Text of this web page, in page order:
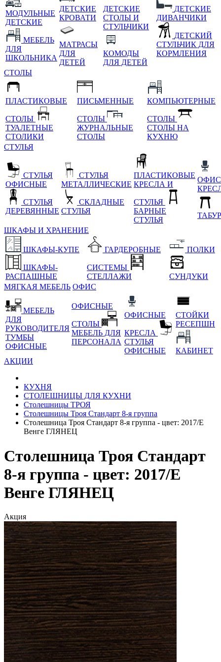
МОДУЛЬНЫЕ
ДЕТСКИЕ
МЕБЕЛЬ
ДЛЯ
ШКОЛЬНИКА
ДЕТСКИЕ
КРОВАТИ
МАТРАСЫ
ДЛЯ
ДЕТЕЙ
ДЕТСКИЕ
СТОЛЫ И
СТУЛЬЧИКИ
КОМОДЫ
ДЛЯ ДЕТЕЙ
ДЕТСКИЕ
ДИВАНЧИКИ
ДЕТСКИЙ
СТУЛЬЧИК ДЛЯ
КОРМЛЕНИЯ
СТОЛЫ
ПЛАСТИКОВЫЕ
СТОЛЫ
ТУАЛЕТНЫЕ
СТОЛИКИ
ПИСЬМЕННЫЕ
СТОЛЫ
ЖУРНАЛЬНЫЕ
СТОЛЫ
КОМПЬЮТЕРНЫЕ
СТОЛЫ
СТОЛЫ НА
КУХНЮ
СТУЛЬЯ
СТУЛЬЯ
ОФИСНЫЕ
СТУЛЬЯ
ДЕРЕВЯННЫЕ
СТУЛЬЯ
МЕТАЛЛИЧЕСКИЕ
СКЛАДНЫЕ
СТУЛЬЯ
ПЛАСТИКОВЫЕ
КРЕСЛА И
СТУЛЬЯ
БАРНЫЕ
СТУЛЬЯ
ШКАФЫ И ХРАНЕНИЕ
ШКАФЫ-КУПЕ
ШКАФЫ-
РАСПАШНЫЕ
ГАРДЕРОБНЫЕ
СИСТЕМЫ
СТЕЛЛАЖИ
ПОЛКИ
СУНДУКИ
МЯГКАЯ МЕБЕЛЬ ОФИС
МЕБЕЛЬ
ДЛЯ
РУКОВОДИТЕЛЯ
ТУМБЫ
ОФИСНЫЕ
ОФИСНЫЕ
СТОЛЫ
МЕБЕЛЬ ДЛЯ
ПЕРСОНАЛА
ОФИСНЫЕ
КРЕСЛА
СТУЛЬЯ
ОФИСНЫЕ
СТОЙКИ
РЕСЕПШН
КАБИНЕТ
АКЦИИ
КУХНЯ
СТОЛЕШНИЦЫ ДЛЯ КУХНИ
Столешницы ТРОЯ
Столешницы Троя Стандарт 8-я группа
Столешница Троя Стандарт 8-я группа - цвет: 2017/E
Венге ГЛЯНЕЦ
Столешница Троя Стандарт
8-я группа - цвет: 2017/E
Венге ГЛЯНЕЦ
Акция